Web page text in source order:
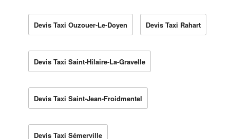
Devis Taxi Ouzouer-Le-Doyen Devis Taxi Rahart
Devis Taxi Saint-Hilaire-La-Gravelle
Devis Taxi Saint-Jean-Froidmentel
Devis Taxi Sémerville